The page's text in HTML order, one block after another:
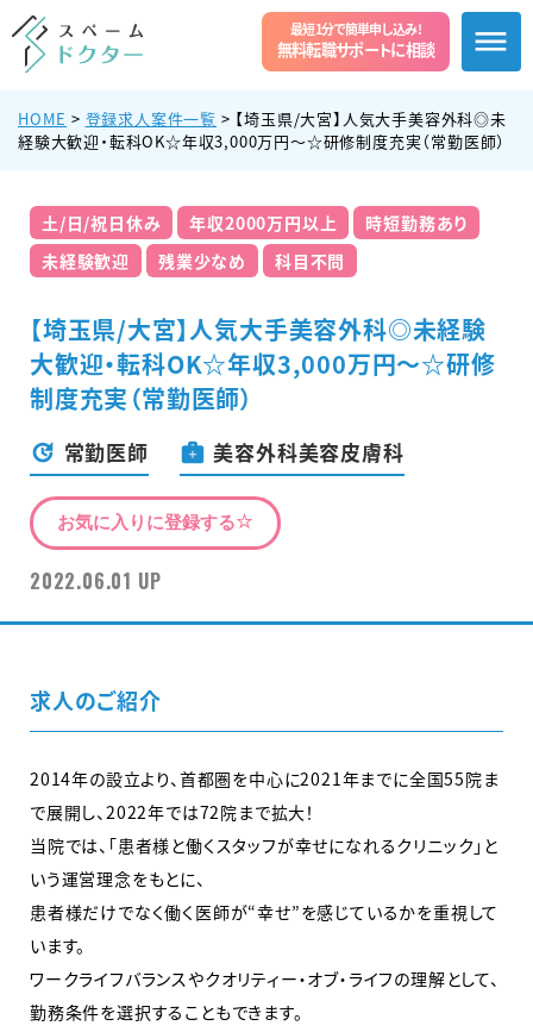
最短1分で簡単申し込み!
無料転職サポートに相談
HOME > 登録求人案件一覧 > 【埼玉県/大宮】人気大手美容外科◎未
経験大歓迎・転科OK☆年収3,000万円〜☆研修制度充実（常勤医師）
土/日/祝日休み 年収2000万円以上
時短勤務あり
未経験歓迎
残業少なめ 科目不問
【埼玉県/大宮】人気大手美容外科◎未経験
大歓迎・転科OK☆年収3,000万円〜☆研修
制度充実（常勤医師）
常勤医師 美容外科美容皮膚科
お気に入りに登録する
2022.06.01 UP
求人のご紹介
2014年の設立より、首都圏を中心に2021年までに全国55院ま
で展開し、2022年では72院まで拡大！
当院では、「患者様と働くスタッフが幸せになれるクリニック」と
いう運営理念をもとに、
患者様だけでなく働く医師が“幸せ”を感じているかを重視して
います。
ワークライフバランスやクオリティー・オブ・ライフの理解として、
勤務条件を選択することもできます。